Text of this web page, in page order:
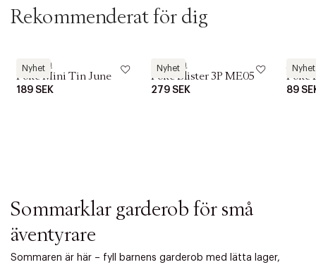
e
n
Rekommenderat för dig
Nyhet
Pokémon
Poke Mini Tin June
189 SEK
Nyhet
Pokémon
Poke Blister 3P ME05
279 SEK
Nyhet
Poke
89
Sommarklar garderob för små
äventyrare
Sommaren är här – fyll barnens garderob med lätta lager,